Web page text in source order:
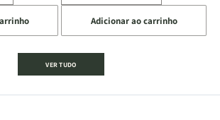
Jogo
a
quantidade
de
Jogo
|
a
quantidade
de
|
Adicionar ao carrinho
VER TUDO